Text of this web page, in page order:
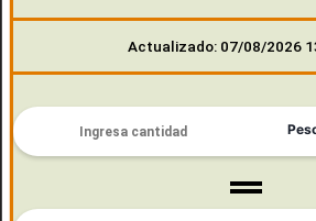
Actualizado: 07/08/2026